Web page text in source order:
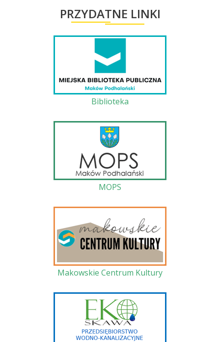
PRZYDATNE LINKI
Biblioteka
MOPS
Makowskie Centrum Kultury